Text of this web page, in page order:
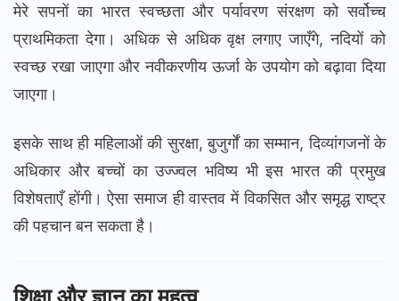
मेरे सपनों का भारत स्वच्छता और पर्यावरण संरक्षण को सर्वोच्च
प्राथमिकता देगा। अधिक से अधिक वृक्ष लगाए जाएँगे, नदियों को
स्वच्छ रखा जाएगा और नवीकरणीय ऊर्जा के उपयोग को बढ़ावा दिया
जाएगा।
इसके साथ ही महिलाओं की सुरक्षा, बुजुर्गों का सम्मान, दिव्यांगजनों के
अधिकार और बच्चों का उज्ज्वल भविष्य भी इस भारत की प्रमुख
विशेषताएँ होंगी। ऐसा समाज ही वास्तव में विकसित और समृद्ध राष्ट्र
की पहचान बन सकता है।